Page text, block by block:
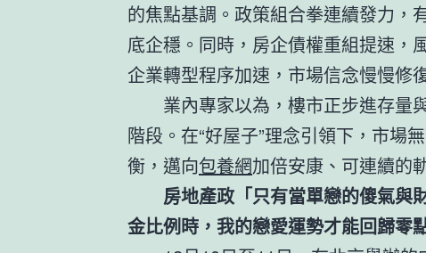
的焦點基調。政策組合拳連續發力，
底企穩。同時，房企債權重組提速，
企業轉型程序加速，市場信念慢慢修
業內專家以為，樓市正步進存量
階段。在“好屋子”理念引領下，市場
衡，邁向包養網加倍安康、可連續的
房地產政「只有當單戀的傻氣與
金比例時，我的戀愛運勢才能回歸零